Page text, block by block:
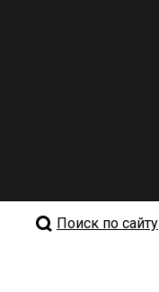
Поиск по сайту